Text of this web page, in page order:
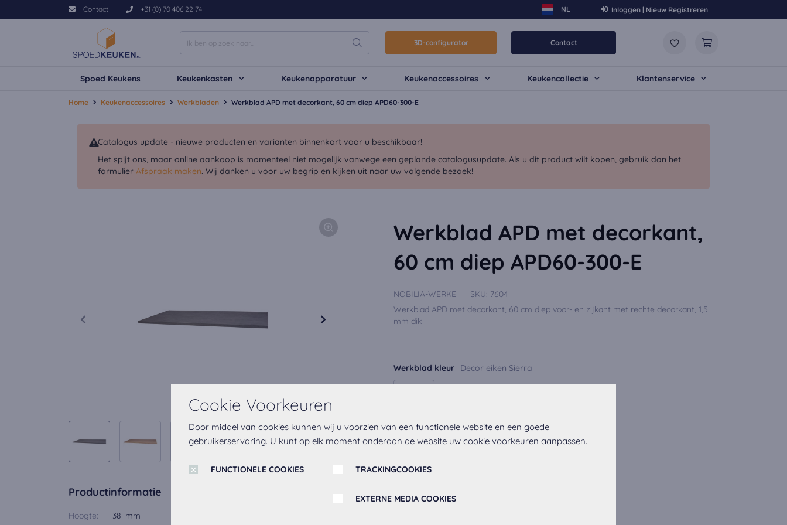
Cookie Voorkeuren
Door middel van cookies kunnen wij u voorzien van een functionele website en een goede
gebruikerservaring. U kunt op elk moment onderaan de website uw cookie voorkeuren aanpassen.
FUNCTIONELE COOKIES TRACKINGCOOKIES
EXTERNE MEDIA COOKIES
Contact +31 (0) 70 406 22 74 Inloggen | Nieuw Registreren
3D-configurator Contact
Spoed Keukens Keukenkasten Keukenapparatuur Keukenaccessoires Keukencollectie Klantenservice
Home Keukenaccessoires Werkbladen Werkblad APD met decorkant, 60 cm diep APD60-300-E
Catalogus update - nieuwe producten en varianten binnenkort voor u beschikbaar!
Het spijt ons, maar online aankoop is momenteel niet mogelijk vanwege een geplande catalogusupdate. Als u dit product wilt kopen, gebruik dan het
formulier Afspraak maken. Wij danken u voor uw begrip en kijken uit naar uw volgende bezoek!
Productinformatie
Hoogte:
38 mm
Werkblad APD met decorkant,
60 cm diep APD60-300-E
NOBILIA-WERKE SKU: 7604
Werkblad APD met decorkant, 60 cm diep voor- en zijkant met rechte decorkant, 1,5
mm dik
Werkblad kleur Decor eiken Sierra